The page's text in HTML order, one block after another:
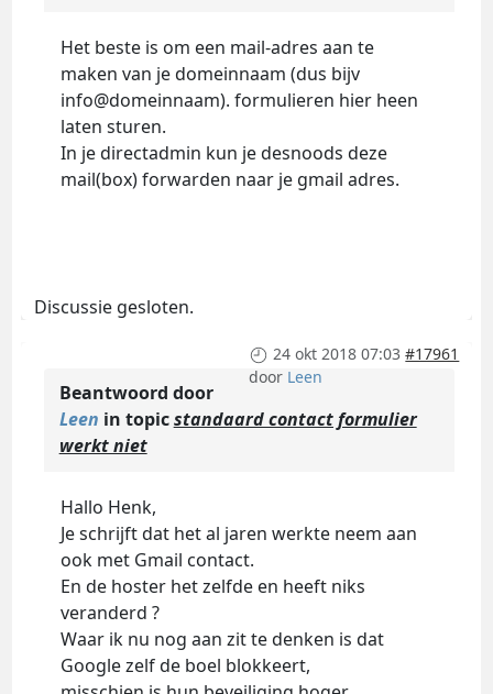
Het beste is om een mail-adres aan te
maken van je domeinnaam (dus bijv
info@domeinnaam). formulieren hier heen
laten sturen.
In je directadmin kun je desnoods deze
mail(box) forwarden naar je gmail adres.
Discussie gesloten.
24 okt 2018 07:03 #17961
door Leen
Beantwoord door
Leen in topicstandaard contact formulier
werkt niet
Hallo Henk,
Je schrijft dat het al jaren werkte neem aan
ook met Gmail contact.
En de hoster het zelfde en heeft niks
veranderd ?
Waar ik nu nog aan zit te denken is dat
Google zelf de boel blokkeert,